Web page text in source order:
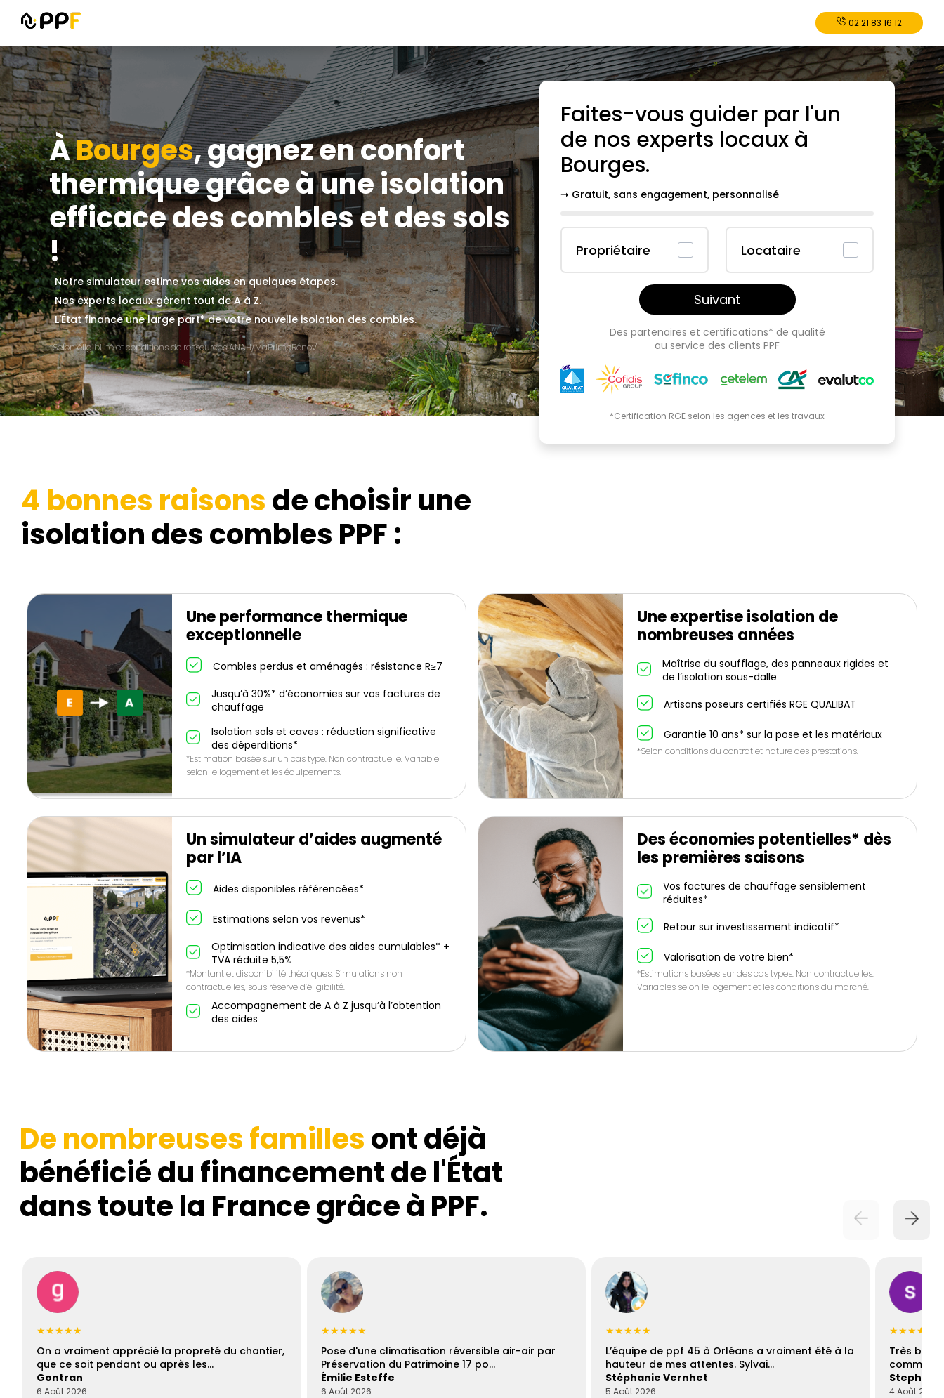
02 21 83 16 12
ÀBourges, gagnez en confort
thermique grâce à une isolation
efficace des combles et des sols
!
Notre simulateur estime vos aides en quelques étapes.
Nos experts locaux gèrent tout de A à Z.
L'État finance une large part* de votre nouvelle isolation des combles.
*Selon éligibilité et conditions de ressources ANAH/MaPrimeRénov'.
Faites-vous guider par l'un
de nos experts locaux à
Bourges.
➝ Gratuit, sans engagement, personnalisé
Propriétaire Locataire
Suivant
Des partenaires et certifications* de qualité
au service des clients PPF
*Certification RGE selon les agences et les travaux
4 bonnes raisonsde choisir une
isolation des combles PPF :
Une performance thermique
exceptionnelle
Combles perdus et aménagés : résistance R≥7
Jusqu’à 30%* d’économies sur vos factures de
chauffage
Isolation sols et caves : réduction significative
des déperditions*
*Estimation basée sur un cas type. Non contractuelle. Variable
selon le logement et les équipements.
Une expertise isolation de
nombreuses années
Maîtrise du soufflage, des panneaux rigides et
de l’isolation sous-dalle
Artisans poseurs certifiés RGE QUALIBAT
Garantie 10 ans* sur la pose et les matériaux
*Selon conditions du contrat et nature des prestations.
Un simulateur d’aides augmenté
par l’IA
Aides disponibles référencées*
Estimations selon vos revenus*
Optimisation indicative des aides cumulables* +
TVA réduite 5,5%
*Montant et disponibilité théoriques. Simulations non
contractuelles, sous réserve d’éligibilité.
Accompagnement de A à Z jusqu’à l’obtention
des aides
Des économies potentielles* dès
les premières saisons
Vos factures de chauffage sensiblement
réduites*
Retour sur investissement indicatif*
Valorisation de votre bien*
*Estimations basées sur des cas types. Non contractuelles.
Variables selon le logement et les conditions du marché.
De nombreuses famillesont déjà
bénéficié du financement de l'État
dans toute la France grâce à PPF.
★★★★★
On a vraiment apprécié la propreté du chantier,
que ce soit pendant ou après les…
Gontran
6 Août 2026
★★★★★
Pose d'une climatisation réversible air-air par
Préservation du Patrimoine 17 po…
Émilie Esteffe
6 Août 2026
★★★★★
L’équipe de ppf 45 à Orléans a vraiment été à la
hauteur de mes attentes. Sylvai…
Stéphanie Vernhet
5 Août 2026
★★★★☆
Très
4 Août 2026